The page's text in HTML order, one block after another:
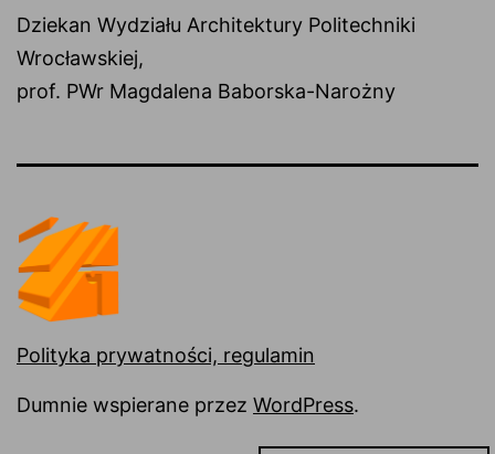
Dziekan Wydziału Architektury Politechniki
Wrocławskiej,
prof. PWr Magdalena Baborska-Narożny
Polityka prywatności, regulamin
Dumnie wspierane przez WordPress.